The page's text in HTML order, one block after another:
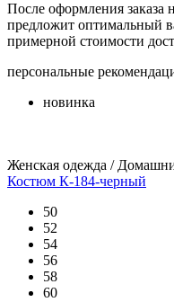
После оформления заказа
предложит оптимальный
примерной стоимости
персональные
новинка
Женская одежда /
Костюм К-184-черный
50
52
54
56
58
60